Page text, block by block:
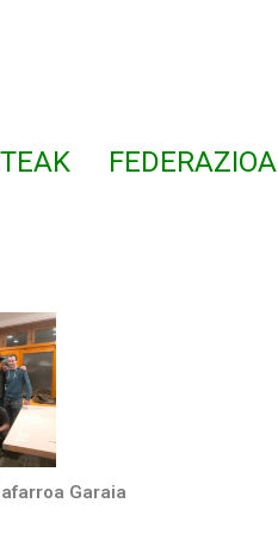
FEDERAZIOA
Garaia